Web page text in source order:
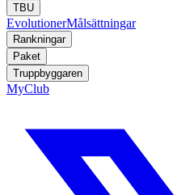
TBU
EvolutionerMålsättningar
Rankningar
Paket
Truppbyggaren
MyClub